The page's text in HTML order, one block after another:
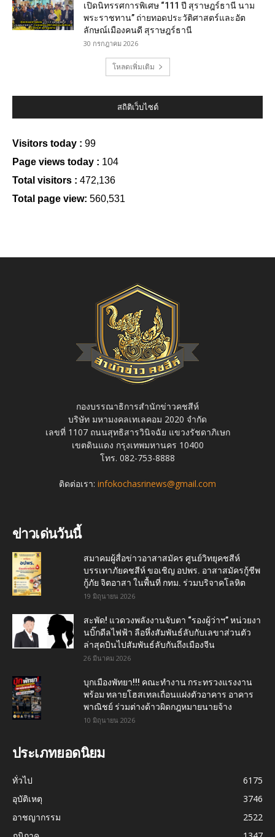
เปิดนิทรรศการพิเศษ “111 ปี สุราษฎร์ธานี นาม
พระราชทาน” ถ่ายทอดประวัติศาสตร์และอัต
ลักษณ์เมืองคนดี สุราษฎร์ธานี
30 กรกฎาคม 2026
โหลดเพิ่มเติม
สถิติเว็บไซต์
Visitors today : 99
Page views today : 104
Total visitors : 472,136
Total page view: 560,531
กองบรรณาธิการสำนักข่าวคชสีห์
บริษัท มหามงคลเทเลคอม 2020 จำกัด
เลขที่ 1107 ถนนสุทธิสารวินิจฉัย แขวงรัชดาภิเษก
เขตดินแดง กรุงเทพมหานคร 10400
โทร. 082-753-8888
ติดต่อเรา: infokochasrinews@gmail.com
ข่าวเด่นวันนี้
สมาคมผู้สื่อข่าวอาสาสมัคร ศูนย์วิทยุคชสีห์
บรรเทาภัยคชสีห์ ขอเชิญ อปพร. อาสาสมัครกู้ชีพ
กู้ภัย จิตอาสา ในพื้นที่ กทม. ร่วมบริจาคโลหิต
19 มิถุนายน 2026
สะพัด! แวดวงพลังงานจับตา “รองผู้ว่าฯ” หน่วยงา
นบิ๊กดีลไฟฟ้า ลือหึ่งสัมพันธ์ลับกับเลขาส่วนตัว
ล่าสุดบินไปสัมพันธ์ลับกันถึงเมืองจีน
26 มีนาคม 2026
บุกเมืองพัทยา!!! คณะทำงาน กระทรวงแรงงาน
พร้อม ทลายโฮสเทลเถื่อนแฝงตัวอาคาร อาคาร
พาณิชย์ ร่วมต่างด้าวผิดกฎหมายนายจ้าง
10 มิถุนายน 2026
ประเภทยอดนิยม
ทั่วไป
6175
อุบัติเหตุ
3746
อาชญากรรม
2522